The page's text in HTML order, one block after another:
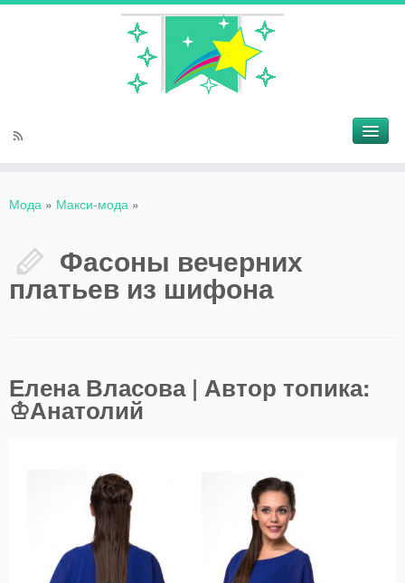
Мода » Макси-мода »
Фасоны вечерних
платьев из шифона
Елена Власова | Автор топика:
♔Анатолий